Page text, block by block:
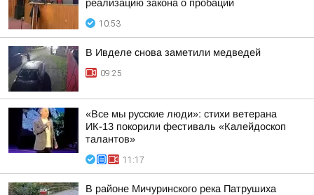
реализацию закона о пробации
10:53
В Ивделе снова заметили медведей
09:25
«Все мы русские люди»: стихи ветерана
ИК-13 покорили фестиваль «Калейдоскоп
талантов»
11:17
В районе Мичуринского река Патрушиха